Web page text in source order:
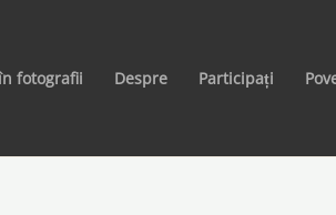
fotografii Despre Participați